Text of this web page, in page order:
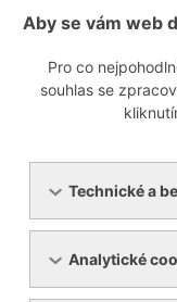
Naše služby:
odpovědnost
zařízení vám
v případě
převezmeme
kalkulace
Naše
vhodný
Aby se vám web
Pro co
souhlas se
Technické a
Analytické